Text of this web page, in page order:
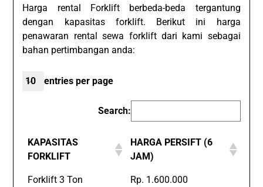
Harga rental Forklift berbeda-beda tergantung
dengan kapasitas forklift. Berikut ini harga
penawaran rental sewa forklift dari kami sebagai
bahan pertimbangan anda:
entries per page
Search:
KAPASITAS
FORKLIFT
HARGA PERSIFT (6
JAM)
Forklift 3 Ton Rp. 1.600.000